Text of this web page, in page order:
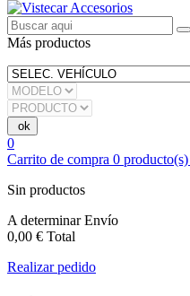
Más productos
0
Carrito de compra 0 producto(s)
Sin productos
A determinarEnvío
0,00 € Total
Realizar pedido